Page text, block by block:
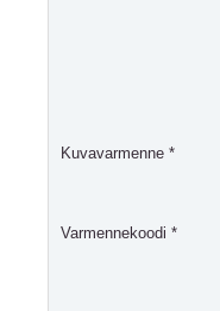
Kuvavarmenne *
Varmennekoodi *